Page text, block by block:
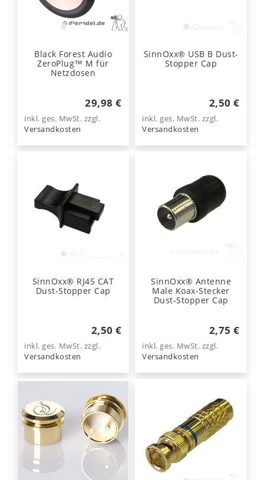
Black Forest Audio
ZeroPlug™ M für
Netzdosen
29,98 €
inkl. ges. MwSt. zzgl.
Versandkosten
SinnOxx® USB B Dust-
Stopper Cap
2,50 €
inkl. ges. MwSt. zzgl.
Versandkosten
SinnOxx® RJ45 CAT
Dust-Stopper Cap
2,50 €
inkl. ges. MwSt. zzgl.
Versandkosten
SinnOxx® Antenne
Male Koax-Stecker
Dust-Stopper Cap
2,75 €
inkl. ges. MwSt. zzgl.
Versandkosten